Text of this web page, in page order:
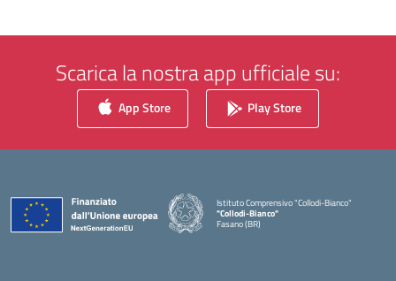
Scarica la nostra app ufficiale su:
App Store Play Store
Istituto Comprensivo "Collodi-Bianco"
"Collodi-Bianco"
Fasano (BR)